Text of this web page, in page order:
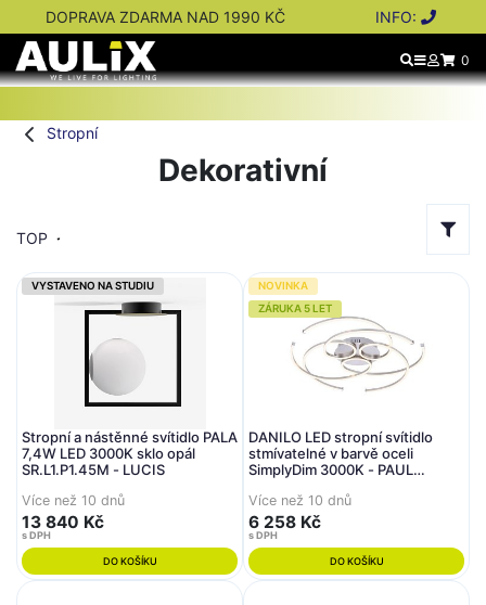
DOPRAVA ZDARMA NAD 1990 KČ INFO:
0
Stropní
Dekorativní
TOP
VYSTAVENO NA STUDIU
Stropní a nástěnné svítidlo PALA
7,4W LED 3000K sklo opál
SR.L1.P1.45M - LUCIS
Více než 10 dnů
13 840 Kč
s DPH
DO KOŠÍKU
NOVINKA
ZÁRUKA 5 LET
DANILO LED stropní svítidlo
stmívatelné v barvě oceli
SimplyDim 3000K - PAUL
Více než 10 dnů
6 258 Kč
s DPH
DO KOŠÍKU